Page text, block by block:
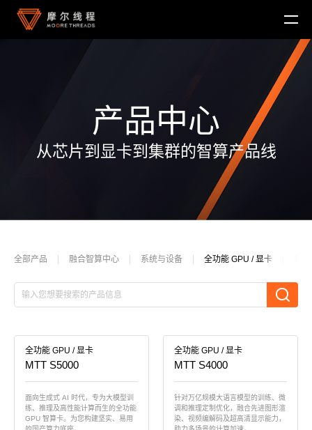
MTT KUAE
MTT AICUBE
智娱摩方
MTT E300
MTT S5000
MTT S3000
MTT S80
MTT S70
MTT X300
驱动程序
Moore Perf System
MUSA Deploy
AI 推理套件
摩笔马良
AI 语音
AI Reality
工业设计与制造
广播与专业音视频
视频会议
产品中心
从芯片到显卡到集群的智算产品线
全部产品 融合智算中心 系统与设备 全功能 GPU / 显卡
全功能 GPU / 显卡
MTT S5000
面向生成式 AI 时代，专为大模型训
练、推理及高性能计算而生的全功能
GPU 智算卡。为您构建坚实、易用
全功能 GPU / 显卡
MTT S4000
针对万亿规模大语言模型的训练、微
调和推理定制优化，融合先进图形渲
染、视频编解码及超高清显示能力，